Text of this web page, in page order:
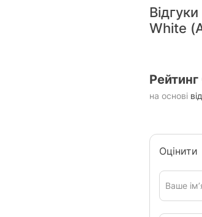
White
Рейтинг
на основі
Оцінити
Ваше